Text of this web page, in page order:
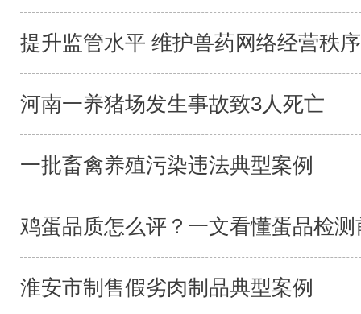
提升监管水平 维护兽药网络经营秩序
河南一养猪场发生事故致3人死亡
一批畜禽养殖污染违法典型案例
鸡蛋品质怎么评？一文看懂蛋品检测
淮安市制售假劣肉制品典型案例